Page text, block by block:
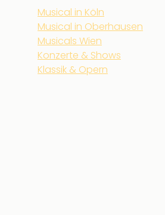
Musical in Köln
Musical in Oberhausen
Musicals Wien
Konzerte & Shows
Klassik & Opern